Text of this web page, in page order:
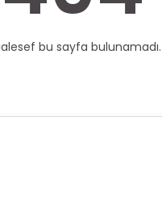
bu sayfa bulunamadı.